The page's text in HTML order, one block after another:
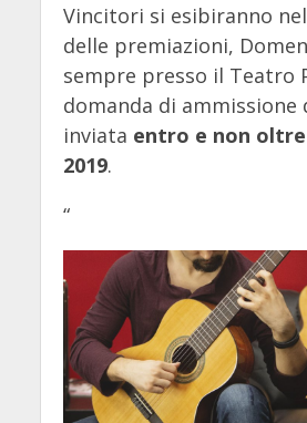
Vincitori si esibiranno
delle premiazioni,
sempre presso il Teatro
domanda di ammissione
inviata entro e non
2019.
“